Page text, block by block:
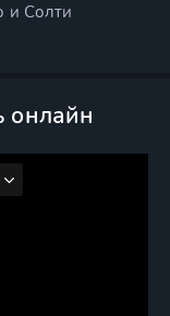
и Солти
онлайн